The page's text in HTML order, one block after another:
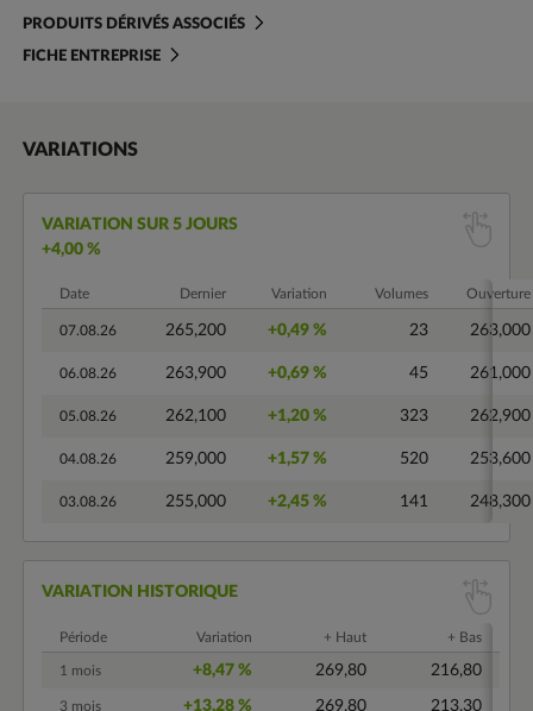
PRODUITS DÉRIVÉS ASSOCIÉS
FICHE ENTREPRISE
VARIATIONS
VARIATION SUR 5 JOURS
+4,00 %
Date Dernier Variation Volumes Ouverture
07.08.26 265,200 +0,49 % 23 263,000
06.08.26 263,900 +0,69 % 45 261,000
05.08.26 262,100 +1,20 % 323 262,900
04.08.26 259,000 +1,57 % 520 253,600
03.08.26 255,000 +2,45 % 141 248,300
VARIATION HISTORIQUE
Période Variation + Haut + Bas
1 mois +8,47 % 269,80 216,80
3 mois +13,28 % 269,80 213,30